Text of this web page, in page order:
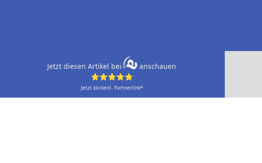
Jetzt diesen Artikel bei
anschauen
⭐⭐⭐⭐⭐
Jetzt klicken!- Partnerlink*